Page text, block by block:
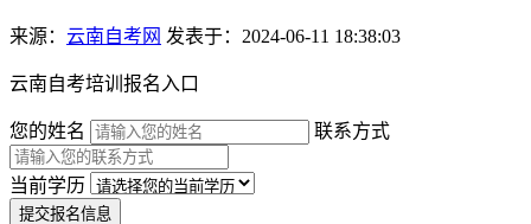
来源： 云南自考网 发表于：2024-06-11 18:38:03
云南自考培训报名入口
您的姓名 联系方式
当前学历
提交报名信息